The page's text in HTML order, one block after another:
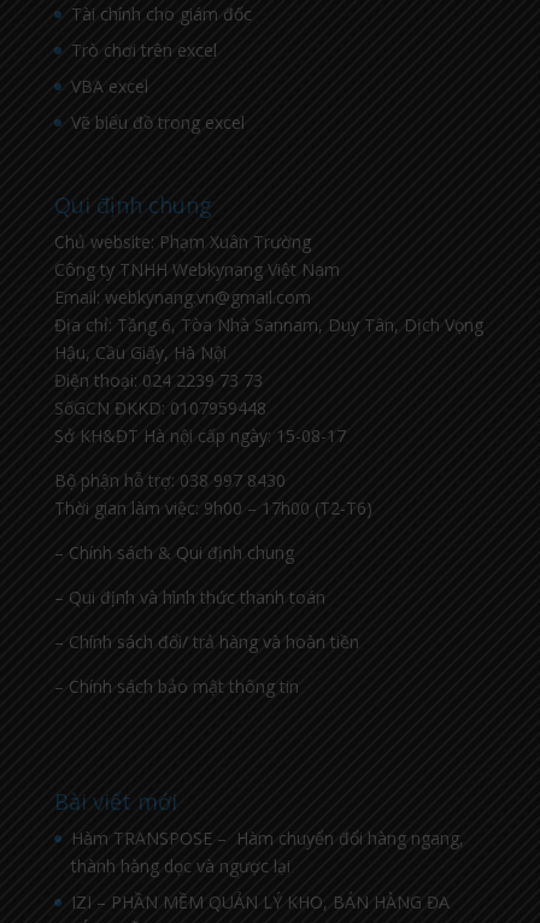
Tài chính cho giám đốc
Trò chơi trên excel
VBA excel
Vẽ biểu đồ trong excel
Qui định chung
Chủ website: Phạm Xuân Trường
Công ty TNHH Webkynang Việt Nam
Email: webkynang.vn@gmail.com
Địa chỉ: Tầng 6, Tòa Nhà Sannam, Duy Tân, Dịch Vọng
Hậu, Cầu Giấy, Hà Nội
Điện thoại: 024 2239 73 73
SốGCN ĐKKD: 0107959448
Sở KH&ĐT Hà nội cấp ngày: 15-08-17
Bộ phận hỗ trợ: 038 997 8430
Thời gian làm việc: 9h00 – 17h00 (T2-T6)
– Chính sách & Qui định chung
– Qui định và hình thức thanh toán
– Chính sách đổi/ trả hàng và hoàn tiền
– Chính sách bảo mật thông tin
Bài viết mới
Hàm TRANSPOSE – Hàm chuyển đổi hàng ngang,
thành hàng dọc và ngược lại
IZI – PHẦN MỀM QUẢN LÝ KHO, BÁN HÀNG ĐA